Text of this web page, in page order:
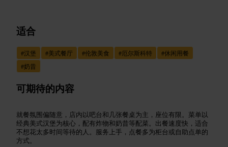
适合
#汉堡 #美式餐厅 #伦敦美食 #厄尔斯科特 #休闲用餐
#奶昔
可期待的内容
就餐氛围偏随意，店内以吧台和几张餐桌为主，座位有限。菜单以
经典美式汉堡为核心，配有炸物和奶昔等配菜。出餐速度快，适合
不想花太多时间等待的人。服务上手，点餐多为柜台或自助点单的
方式。